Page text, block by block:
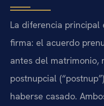
La diferencia principal
firma: el acuerdo
antes del matrimonio,
postnupcial
haberse casado.